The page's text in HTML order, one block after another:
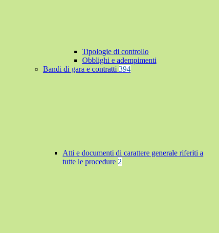
Tipologie di controllo
Obblighi e adempimenti
Bandi di gara e contratti 394
Atti e documenti di carattere generale riferiti a
tutte le procedure 2